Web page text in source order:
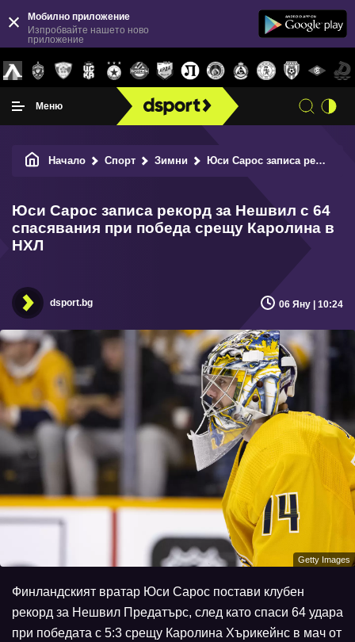
Мобилно приложение
Изпробвайте нашето ново
приложение
Меню
Начало Спорт Зимни Юси Сарос записа рекорд за Нешвил с 64 спасявания при победа срещу Каролина в НХЛ
Юси Сарос записа рекорд за Нешвил с 64
спасявания при победа срещу Каролина в
НХЛ
dsport.bg 06 Яну | 10:24
Getty Images
Финландският вратар Юси Сарос постави клубен
рекорд за Нешвил Предатърс, след като спаси 64 удара
при победата с 5:3 срещу Каролина Хърикейнс в мач от